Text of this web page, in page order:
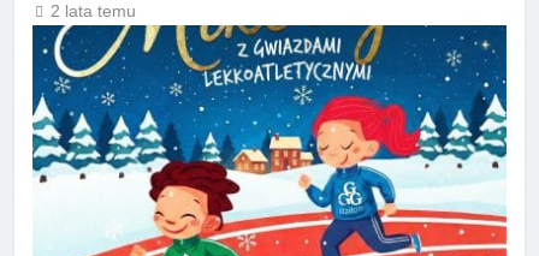
2 lata temu